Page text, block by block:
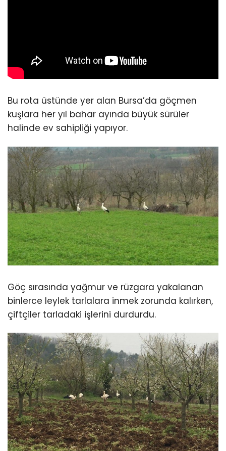
Bu rota üstünde yer alan Bursa’da göçmen
kuşlara her yıl bahar ayında büyük sürüler
halinde ev sahipliği yapıyor.
Göç sırasında yağmur ve rüzgara yakalanan
binlerce leylek tarlalara inmek zorunda kalırken,
çiftçiler tarladaki işlerini durdurdu.